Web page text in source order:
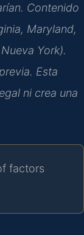
Contenido
Maryland,
York).
Esta
ni crea una
factors